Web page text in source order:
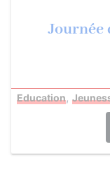
Journée
Education,